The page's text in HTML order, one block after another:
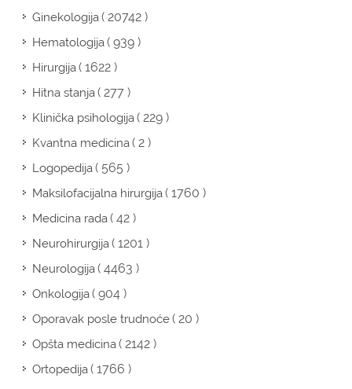
Ginekologija( 20742 )
Hematologija( 939 )
Hirurgija( 1622 )
Hitna stanja( 277 )
Klinička psihologija( 229 )
Kvantna medicina( 2 )
Logopedija( 565 )
Maksilofacijalna hirurgija( 1760 )
Medicina rada( 42 )
Neurohirurgija( 1201 )
Neurologija( 4463 )
Onkologija( 904 )
Oporavak posle trudnoće( 20 )
Opšta medicina( 2142 )
Ortopedija( 1766 )